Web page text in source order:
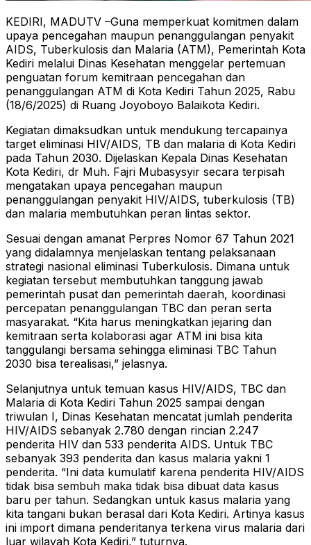
KEDIRI, MADUTV –Guna memperkuat komitmen dalam
upaya pencegahan maupun penanggulangan penyakit
AIDS, Tuberkulosis dan Malaria (ATM), Pemerintah Kota
Kediri melalui Dinas Kesehatan menggelar pertemuan
penguatan forum kemitraan pencegahan dan
penanggulangan ATM di Kota Kediri Tahun 2025, Rabu
(18/6/2025) di Ruang Joyoboyo Balaikota Kediri.
Kegiatan dimaksudkan untuk mendukung tercapainya
target eliminasi HIV/AIDS, TB dan malaria di Kota Kediri
pada Tahun 2030. Dijelaskan Kepala Dinas Kesehatan
Kota Kediri, dr Muh. Fajri Mubasysyir secara terpisah
mengatakan upaya pencegahan maupun
penanggulangan penyakit HIV/AIDS, tuberkulosis (TB)
dan malaria membutuhkan peran lintas sektor.
Sesuai dengan amanat Perpres Nomor 67 Tahun 2021
yang didalamnya menjelaskan tentang pelaksanaan
strategi nasional eliminasi Tuberkulosis. Dimana untuk
kegiatan tersebut membutuhkan tanggung jawab
pemerintah pusat dan pemerintah daerah, koordinasi
percepatan penanggulangan TBC dan peran serta
masyarakat. “Kita harus meningkatkan jejaring dan
kemitraan serta kolaborasi agar ATM ini bisa kita
tanggulangi bersama sehingga eliminasi TBC Tahun
2030 bisa terealisasi,” jelasnya.
Selanjutnya untuk temuan kasus HIV/AIDS, TBC dan
Malaria di Kota Kediri Tahun 2025 sampai dengan
triwulan I, Dinas Kesehatan mencatat jumlah penderita
HIV/AIDS sebanyak 2.780 dengan rincian 2.247
penderita HIV dan 533 penderita AIDS. Untuk TBC
sebanyak 393 penderita dan kasus malaria yakni 1
penderita. “Ini data kumulatif karena penderita HIV/AIDS
tidak bisa sembuh maka tidak bisa dibuat data kasus
baru per tahun. Sedangkan untuk kasus malaria yang
kita tangani bukan berasal dari Kota Kediri. Artinya kasus
ini import dimana penderitanya terkena virus malaria dari
luar wilayah Kota Kediri,” tuturnya.